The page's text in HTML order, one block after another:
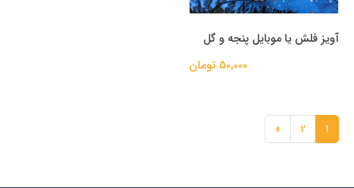
آویز فلش یا موبایل پنجه و گل
50,000 تومان
1
2
»